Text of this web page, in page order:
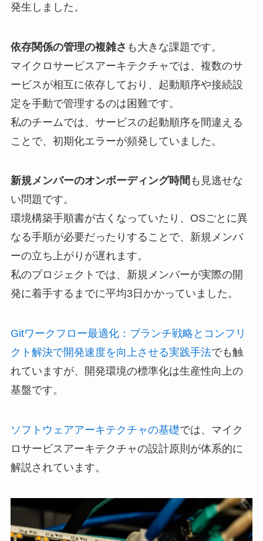
発生しました。
依存関係の管理の複雑さ も大きな課題です。
マイクロサービスアーキテクチャでは、複数のサ
ービスが相互に依存しており、起動順序や接続設
定を手動で管理するのは困難です。
私のチームでは、サービスの起動順序を間違える
ことで、初期化エラーが頻発していました。
新規メンバーのオンボーディング時間 も見逃せな
い問題です。
環境構築手順書が古くなっていたり、OSごとに異
なる手順が必要だったりすることで、新規メンバ
ーの立ち上がりが遅れます。
私のプロジェクトでは、新規メンバーが実際の開
発に着手するまでに平均3日かかっていました。
Gitワークフロー最適化：ブランチ戦略とコンフリ
クト解決で開発速度を向上させる実践手法でも触
れていますが、開発環境の標準化は生産性向上の
基盤です。
ソフトウェアアーキテクチャの基礎では、マイク
ロサービスアーキテクチャの設計原則が体系的に
解説されています。